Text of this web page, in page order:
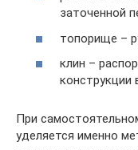
заточенной
топорище –
клин –
конструкции
При
уделяется именно